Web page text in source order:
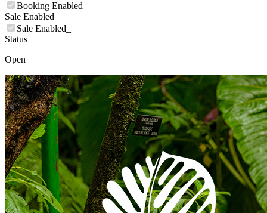
Booking Enabled_
Sale Enabled
Sale Enabled_
Status
Open